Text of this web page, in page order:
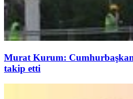
Murat Kurum:
takip etti